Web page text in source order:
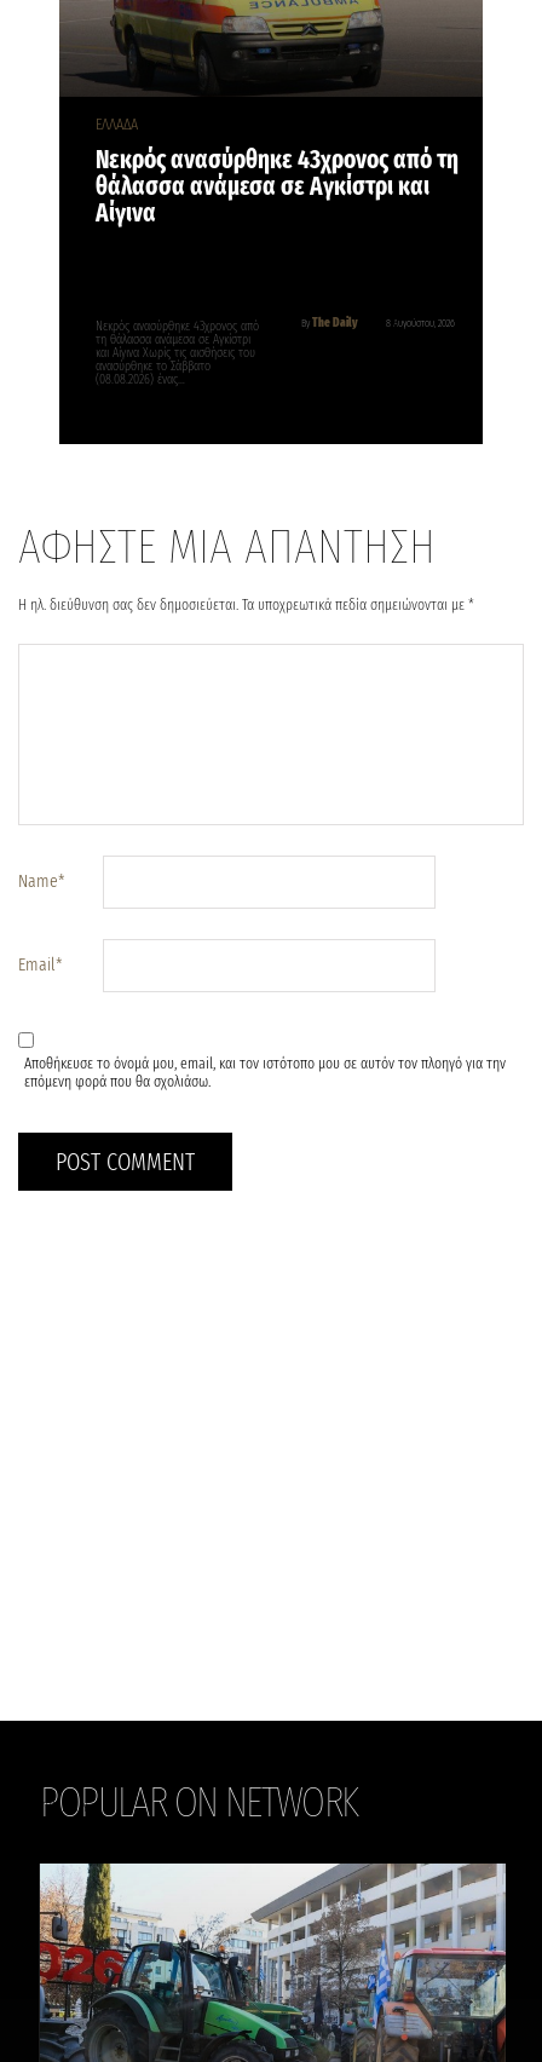
ΕΛΛΑΔΑ
Νεκρός ανασύρθηκε 43χρονος από τη
θάλασσα ανάμεσα σε Αγκίστρι και
Αίγινα
By The Daily 8 Αυγούστου, 2026
Νεκρός ανασύρθηκε 43χρονος από
τη θάλασσα ανάμεσα σε Αγκίστρι
και Αίγινα Χωρίς τις αισθήσεις του
ανασύρθηκε το Σάββατο
(08.08.2026) ένας…
ΑΦΗΣΤΕ ΜΙΑ ΑΠΑΝΤΗΣΗ
Η ηλ. διεύθυνση σας δεν δημοσιεύεται. Τα υποχρεωτικά πεδία σημειώνονται με *
Name*
Email*
Αποθήκευσε το όνομά μου, email, και τον ιστότοπο μου σε αυτόν τον πλοηγό για την
επόμενη φορά που θα σχολιάσω.
POPULAR ON NETWORK
THE DAILY